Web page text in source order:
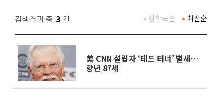
검색결과 총 3 건 최신순
정확도순
美 CNN 설립자 ‘테드 터너’ 별세…
향년 87세